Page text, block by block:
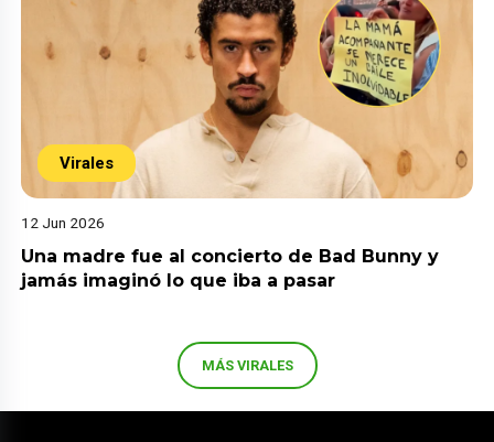
Virales
12 Jun 2026
Una madre fue al concierto de Bad Bunny y
jamás imaginó lo que iba a pasar
MÁS VIRALES